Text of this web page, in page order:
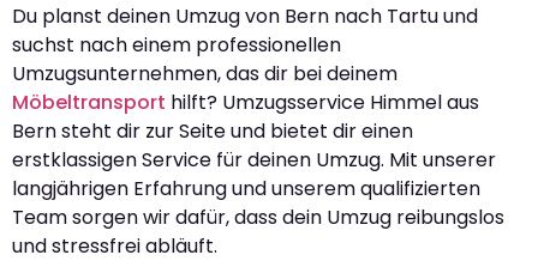
Du planst deinen Umzug von Bern nach Tartu und
suchst nach einem professionellen
Umzugsunternehmen, das dir bei deinem
Möbeltransport hilft? Umzugsservice Himmel aus
Bern steht dir zur Seite und bietet dir einen
erstklassigen Service für deinen Umzug. Mit unserer
langjährigen Erfahrung und unserem qualifizierten
Team sorgen wir dafür, dass dein Umzug reibungslos
und stressfrei abläuft.